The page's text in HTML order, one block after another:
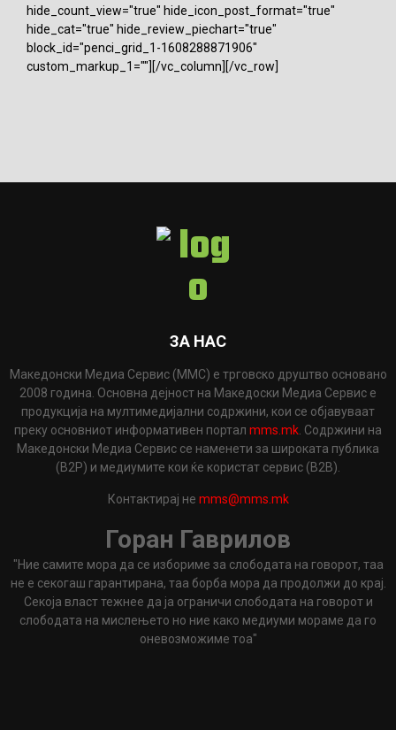
hide_count_view="true" hide_icon_post_format="true"
hide_cat="true" hide_review_piechart="true"
block_id="penci_grid_1-1608288871906"
custom_markup_1=""][/vc_column][/vc_row]
ЗА НАС
Македонски Медиа Сервис (ММС) е трговско друштво основано
2008 година. Основна дејност на Македоски Медиа Сервис е
продукција на мултимедијални содржини, кои се објавуваат
преку основниот информативен портал mms.mk . Содржини на
Македонски Медиа Сервис се наменети за широката публика
(B2P) и медиумите кои ќе користат сервис (B2B).
Контактирај не mms@mms.mk
Горан Гаврилов
"Ние самите мора да се избориме за слободата на говорот, таа
не е секогаш гарантирана, таа борба мора да продолжи до крај.
Секоја власт тежнее да ја ограничи слободата на говорот и
слободата на мислењето но ние како медиуми мораме да го
оневозможиме тоа"